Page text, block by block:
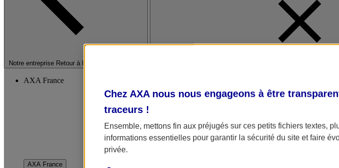
Notre entreprise Retour à la section précédente
AXA France
AXA France
Chez AXA nous nous engageons à être
traceurs !
Ensemble, mettons fin aux préjugés sur ces petits fichiers textes,
informations essentielles pour garantir la sécurité du site et faire
privée.